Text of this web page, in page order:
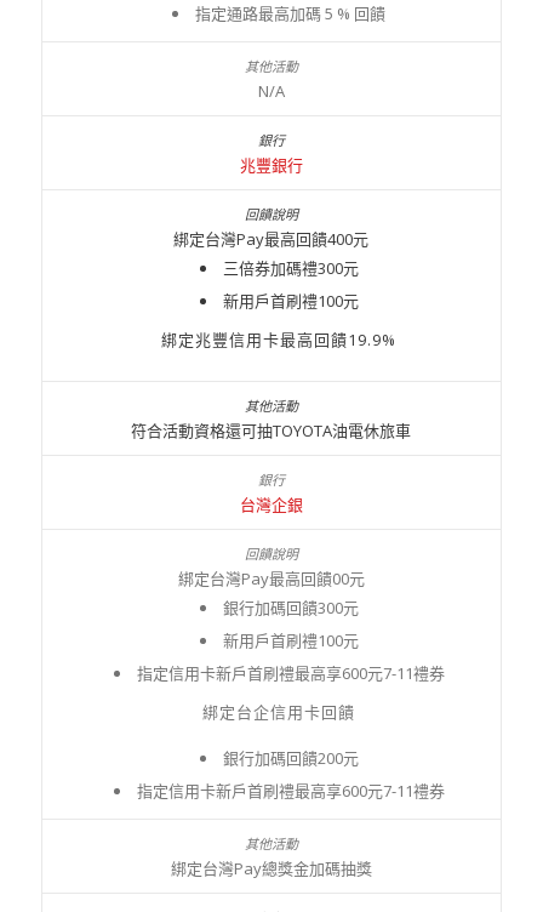
指定通路最高加碼 5 % 回饋
N/A
兆豐銀行
綁定台灣Pay最高回饋400元
三倍券加碼禮300元
新用戶首刷禮100元
綁定兆豐信用卡最高回饋19.9%
符合活動資格還可抽TOYOTA油電休旅車
台灣企銀
綁定台灣Pay最高回饋00元
銀行加碼回饋300元
新用戶首刷禮100元
指定信用卡新戶首刷禮最高享600元7-11禮券
綁定台企信用卡回饋
銀行加碼回饋200元
指定信用卡新戶首刷禮最高享600元7-11禮券
綁定台灣Pay總獎金加碼抽獎